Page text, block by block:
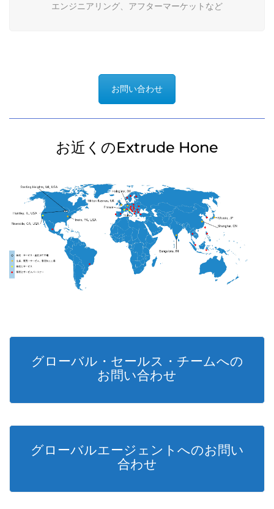
エンジニアリング、アフターマーケットなど
お問い合わせ
お近くのExtrude Hone
グローバル・セールス・チームへの
お問い合わせ
グローバルエージェントへのお問い
合わせ